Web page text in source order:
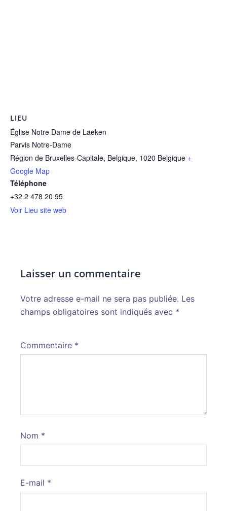
LIEU
Église Notre Dame de Laeken
Parvis Notre-Dame
Région de Bruxelles-Capitale, Belgique, 1020 Belgique +
Google Map
Téléphone
+32 2 478 20 95
Voir Lieu site web
Laisser un commentaire
Votre adresse e-mail ne sera pas publiée. Les
champs obligatoires sont indiqués avec *
Commentaire *
Nom *
E-mail *
Alternative: